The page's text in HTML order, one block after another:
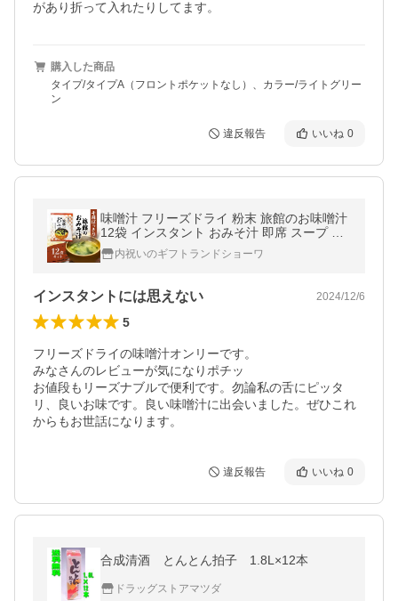
があり折って入れたりしてます。
購入した商品
タイプ/タイプA（フロントポケットなし）、カラー/ライトグリー
ン
違反報告 いいね 0
味噌汁 フリーズドライ 粉末 旅館のお味噌汁
12袋 インスタント おみそ汁 即席 スープ 食
品 1000円ポッキリ 送料無料 ポイント消化
メール便
内祝いのギフトランドショーワ
インスタントには思えない 2024/12/6
5
フリーズドライの味噌󠄀汁オンリーです。
みなさんのレビューが気になりポチッ
お値段もリーズナブルで便利です。勿論私の舌にピッタ
リ、良いお味です。良い味噌󠄀汁に出会いました。ぜひこれ
からもお世話になります。
違反報告 いいね 0
合成清酒 とんとん拍子 1.8L×12本
ドラッグストアマツダ